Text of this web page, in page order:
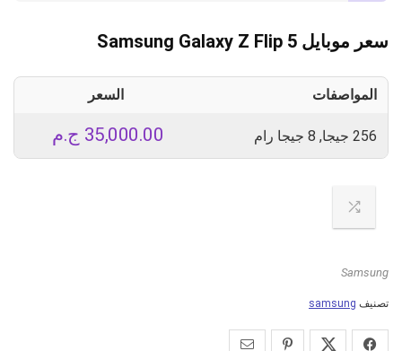
سعر موبايل Samsung Galaxy Z Flip 5
المواصفات السعر
256 جيجا, 8 جيجا رام ج.م 35,000.00
Samsung
تصنيف samsung